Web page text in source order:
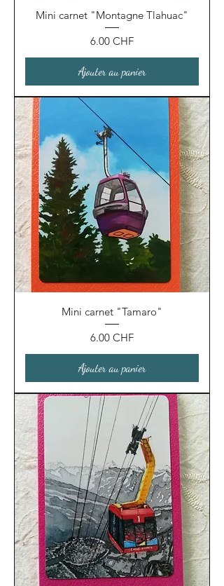
Mini carnet "Montagne Tlahuac"
Prix
6.00 CHF
Ajouter au panier
Mini carnet "Tamaro"
Prix
6.00 CHF
Ajouter au panier